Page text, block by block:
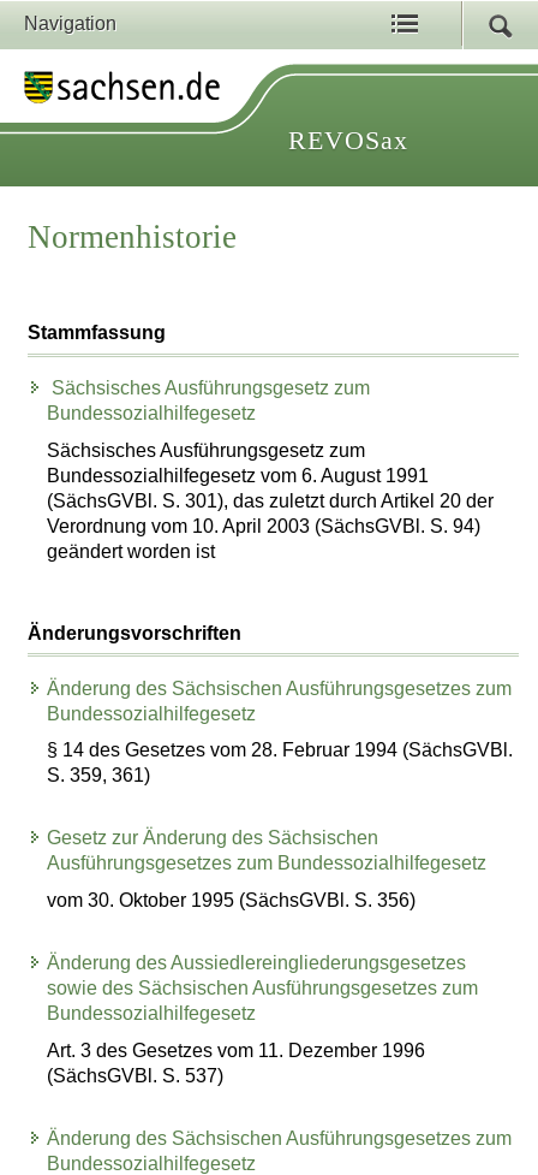
Navigation
REVOSax
Normenhistorie
Stammfassung
Sächsisches Ausführungsgesetz zum
Bundessozialhilfegesetz
Sächsisches Ausführungsgesetz zum
Bundessozialhilfegesetz vom 6. August 1991
(SächsGVBl. S. 301), das zuletzt durch Artikel 20 der
Verordnung vom 10. April 2003 (SächsGVBl. S. 94)
geändert worden ist
Änderungsvorschriften
Änderung des Sächsischen Ausführungsgesetzes zum
Bundessozialhilfegesetz
§ 14 des Gesetzes vom 28. Februar 1994 (SächsGVBl.
S. 359, 361)
Gesetz zur Änderung des Sächsischen
Ausführungsgesetzes zum Bundessozialhilfegesetz
vom 30. Oktober 1995 (SächsGVBl. S. 356)
Änderung des Aussiedlereingliederungsgesetzes
sowie des Sächsischen Ausführungsgesetzes zum
Bundessozialhilfegesetz
Art. 3 des Gesetzes vom 11. Dezember 1996
(SächsGVBl. S. 537)
Änderung des Sächsischen Ausführungsgesetzes zum
Bundessozialhilfegesetz